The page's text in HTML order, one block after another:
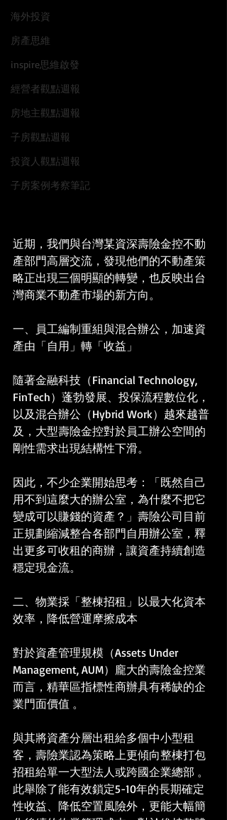
海外投資
房產思維
inspire思維啟發
經營者觀點週報
房地主觀點週報
子房觀點週報
投資人觀點週報
子房案例考察筆記
近期，我們與台灣某資深壽險金控不動
產部門高層交流，發現他們的不動產策
略正出現三個明顯的轉變，也反映出台
灣商業不動產市場的新方向。
一、員工編制重組與混合辦公，加速資
產由「自用」轉「收益」
隨著金融科技（Financial Technology,
FinTech）蓬勃發展、投保流程數位化，
以及混合辦公（Hybrid Work）越來越普
及，大型壽險金控對於員工辦公空間的
剛性需求出現結構性下滑。
因此，不少企業開始思考：「既然自己
用不到這麼大的辦公室，為什麼不把它
變成可以賺錢的資產？」壽險公司目前
正規劃縮減整合各部門自用辦公室，釋
出更多可收租的商辦，讓資產持續創造
穩定現金流。
二、物業採「整棟招租」以最大化資本
效率，降低營運摩擦成本
對於資產管理規模（Assets Under
Management, AUM）龐大的壽險金控業
而言，精華區指標性商辦具有稀缺的企
業門面價值 。
與其將資產分層出租給多個中小型租
客，壽險業認為策略上更傾向整棟打包
招租給單一大型法人或跨國企業總部 。
此舉除了能有效鎖定5-10年的長期確定
性收益、降低空置風險外，更能大幅簡